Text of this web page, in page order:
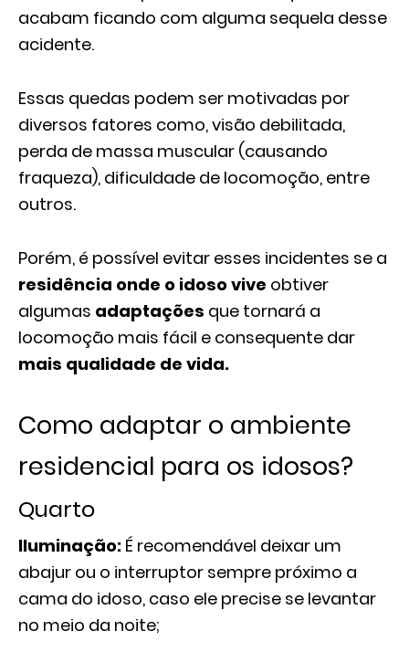
acabam ficando com alguma sequela desse
acidente.
Essas quedas podem ser motivadas por
diversos fatores como, visão debilitada,
perda de massa muscular (causando
fraqueza), dificuldade de locomoção, entre
outros.
Porém, é possível evitar esses incidentes se a
residência onde o idoso vive obtiver
algumas adaptações que tornará a
locomoção mais fácil e consequente dar
mais qualidade de vida.
Como adaptar o ambiente
residencial para os idosos?
Quarto
Iluminação: É recomendável deixar um
abajur ou o interruptor sempre próximo a
cama do idoso, caso ele precise se levantar
no meio da noite;